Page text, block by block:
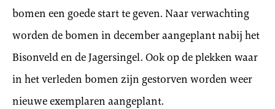
bomen een goede start te geven. Naar verwachting
worden de bomen in december aangeplant nabij het
Bisonveld en de Jagersingel. Ook op de plekken waar
in het verleden bomen zijn gestorven worden weer
nieuwe exemplaren aangeplant.